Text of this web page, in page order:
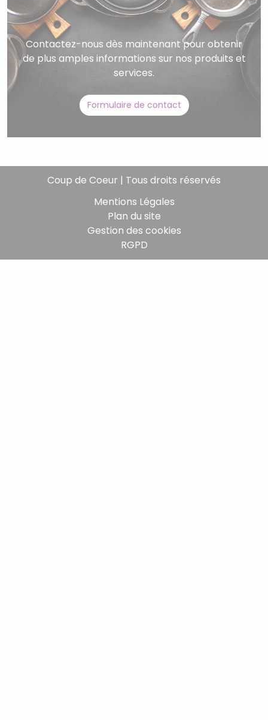
Contactez-nous dès maintenant pour obtenir
de plus amples informations sur nos produits et
services.
Formulaire de contact
Coup de Coeur | Tous droits réservés
Mentions Légales
Plan du site
Gestion des cookies
RGPD